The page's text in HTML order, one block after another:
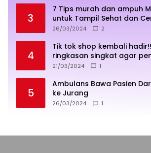
3
7 Tips murah dan ampuh
untuk Tampil Sehat dan
26/03/2024 2
4
Tik tok shop kembali
ringkasan singkat agar
sukses
21/03/2024 1
5
Ambulans Bawa Pasien
ke Jurang
26/03/2024 1